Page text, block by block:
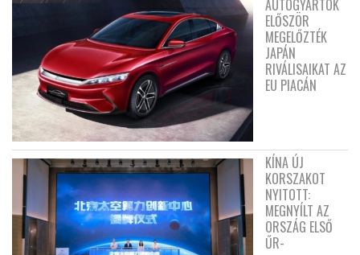
AUTÓGYÁRTÓK
ELŐSZÖR
MEGELŐZTÉK
JAPÁN
RIVÁLISAIKAT AZ
EU PIACÁN
KÍNA ÚJ
KORSZAKOT
NYITOTT:
MEGNYÍLT AZ
ORSZÁG ELSŐ
ŰR-